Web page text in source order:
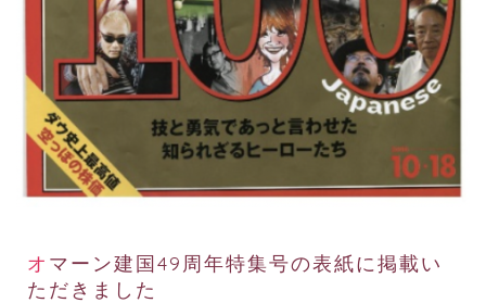
オマーン建国49周年特集号の表紙に掲載い
ただきました